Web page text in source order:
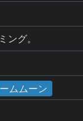
グ。
ムムーン